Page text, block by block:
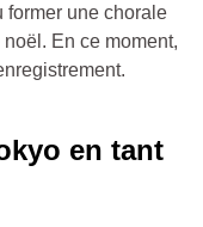
former une chorale
En ce moment,
en tant